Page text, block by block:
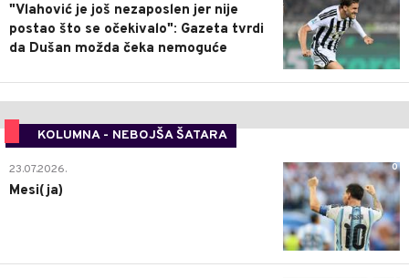
"Vlahović je još nezaposlen jer nije
postao što se očekivalo": Gazeta tvrdi
da Dušan možda čeka nemoguće
KOLUMNA - NEBOJŠA ŠATARA
0
23.07.2026.
Mesi(ja)